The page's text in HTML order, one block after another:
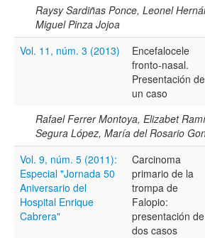
Términos de indexación
Disciplinas
Raysy Sardiñas Ponce, Leonel
Miguel Pinza Jojoa
Vol. 11, núm. 3 (2013)
Encefalocele
fronto-nasal.
Presentación de
un caso
Rafael Ferrer Montoya, Elizabet
Segura López, María del Rosario
Vol. 9, núm. 5 (2011):
Especial "Jornada 50
Aniversario del
Hospital Enrique
Cabrera"
Carcinoma
primario de la
trompa de
Falopio:
presentación de
dos casos